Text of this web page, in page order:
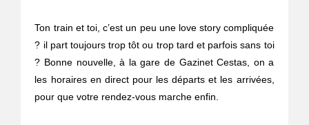
Ton train et toi, c’est un peu une love story compliquée
? il part toujours trop tôt ou trop tard et parfois sans toi
? Bonne nouvelle, à la gare de Gazinet Cestas, on a
les horaires en direct pour les départs et les arrivées,
pour que votre rendez-vous marche enfin.